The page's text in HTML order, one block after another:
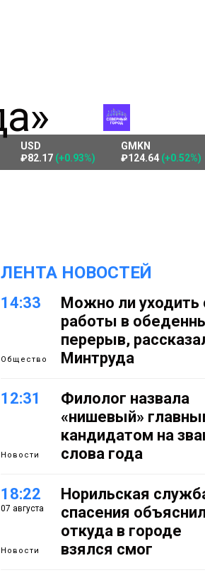
USD
₽82.17 (+0.93%)
GMKN
₽124.64 (+0.52%)
ЛЕНТА НОВОСТЕЙ
14:33
Общество
Можно ли уходить
работы в
перерыв,
Минтруда
12:31
Новости
Филолог назвала
«нишевый»
кандидатом на
слова года
18:22
07 августа
Новости
Норильская
спасения
откуда в городе
взялся смог